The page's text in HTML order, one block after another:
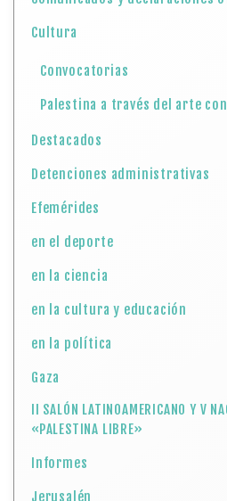
Cultura
Convocatorias
Palestina a través del arte
Destacados
Detenciones administrativas
Efemérides
en el deporte
en la ciencia
en la cultura y educación
en la política
Gaza
II SALÓN LATINOAMERICANO Y V
«PALESTINA LIBRE»
Informes
Jerusalén